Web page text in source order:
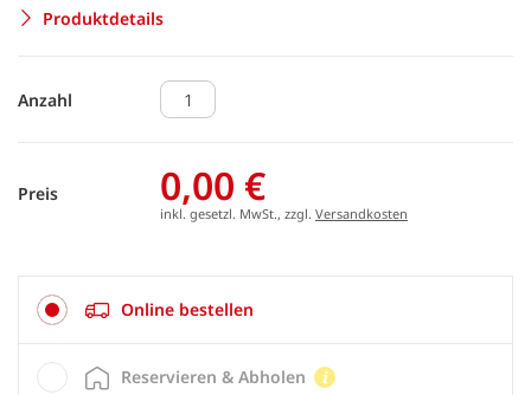
Produktdetails
Anzahl
Preis 0,00 €
inkl. gesetzl. MwSt., zzgl. Versandkosten
Online bestellen
Reservieren & Abholen